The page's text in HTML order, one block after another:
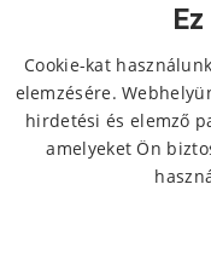
Cookie-kat
elemzésére.
hirdetési és elemző
amelyeket Ön